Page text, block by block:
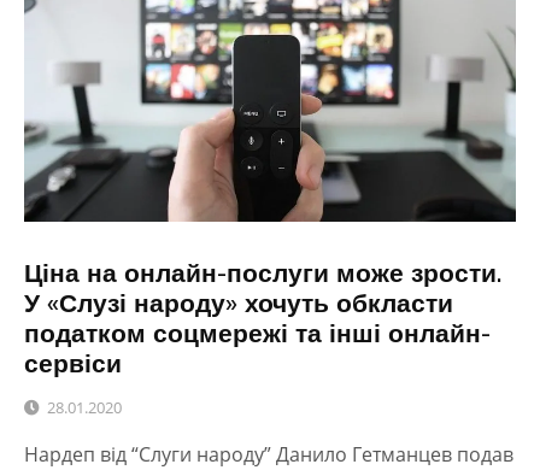
Ціна на онлайн-послуги може зрости.
У «Слузі народу» хочуть обкласти
податком соцмережі та інші онлайн-
сервіси
28.01.2020
Нардеп від “Слуги народу” Данило Гетманцев подав